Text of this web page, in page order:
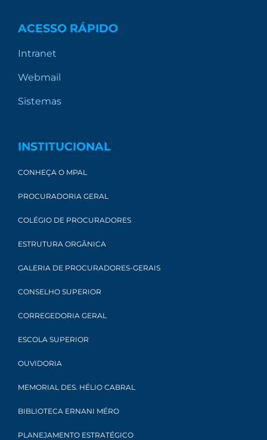
ACESSO RÁPIDO
Intranet
Webmail
Sistemas
INSTITUCIONAL
CONHEÇA O MPAL
PROCURADORIA GERAL
COLÉGIO DE PROCURADORES
ESTRUTURA ORGÂNICA
GALERIA DE PROCURADORES-GERAIS
CONSELHO SUPERIOR
CORREGEDORIA GERAL
ESCOLA SUPERIOR
OUVIDORIA
MEMORIAL DES. HÉLIO CABRAL
BIBLIOTECA ERNANI MÉRO
PLANEJAMENTO ESTRATÉGICO